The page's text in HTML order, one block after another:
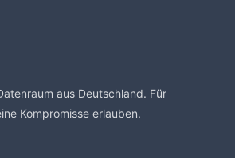
aus Deutschland. Für
Kompromisse erlauben.